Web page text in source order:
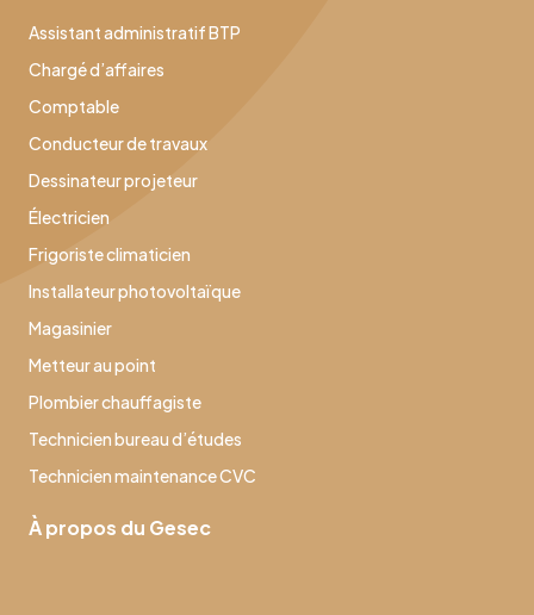
Assistant administratif BTP
Chargé d’affaires
Comptable
Conducteur de travaux
Dessinateur projeteur
Électricien
Frigoriste climaticien
Installateur photovoltaïque
Magasinier
Metteur au point
Plombier chauffagiste
Technicien bureau d’études
Technicien maintenance CVC
À propos du Gesec